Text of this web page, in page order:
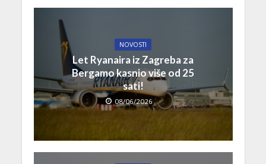
NOVOSTI
Let Ryanaira iz Zagreba za
Bergamo kasnio više od 25
sati!
08/06/2026